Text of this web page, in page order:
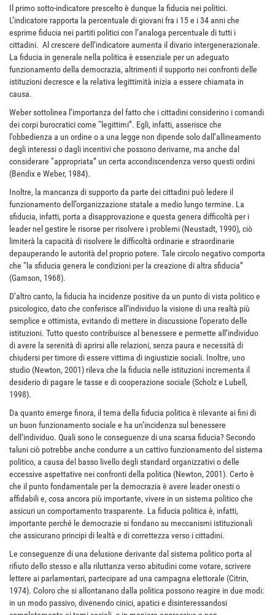
Il primo sotto-indicatore prescelto è dunque la fiducia nei politici.
L’indicatore rapporta la percentuale di giovani fra i 15 e i 34 anni che
esprime fiducia nei partiti politici con l’analoga percentuale di tutti i
cittadini. Al crescere dell’indicatore aumenta il divario intergenerazionale.
La fiducia in generale nella politica è essenziale per un adeguato
funzionamento della democrazia, altrimenti il supporto nei confronti delle
istituzioni decresce e la relativa legittimità inizia a essere chiamata in
causa.
Weber sottolinea l’importanza del fatto che i cittadini considerino i comandi
dei corpi burocratici come “legittimi”. Egli, infatti, asserisce che
l’obbedienza a un ordine o a una legge non dipende solo dall’allineamento
degli interessi o dagli incentivi che possono derivarne, ma anche dal
considerare “appropriata” un certa accondiscendenza verso questi ordini
(Bendix e Weber, 1984).
Inoltre, la mancanza di supporto da parte dei cittadini può ledere il
funzionamento dell’organizzazione statale a medio lungo termine. La
sfiducia, infatti, porta a disapprovazione e questa genera difficoltà per i
leader nel gestire le risorse per risolvere i problemi (Neustadt, 1990), ciò
limiterà la capacità di risolvere le difficoltà ordinarie e straordinarie
depauperando le autorità del proprio potere. Tale circolo negativo comporta
che “la sfiducia genera le condizioni per la creazione di altra sfiducia”
(Gamson, 1968).
D’altro canto, la fiducia ha incidenze positive da un punto di vista politico e
psicologico, dato che conferisce all’individuo la visione di una realtà più
semplice e ottimista, evitando di mettere in discussione l’operato delle
istituzioni. Tutto questo contribuisce al benessere e permette all’individuo
di avere la serenità di aprirsi alle relazioni, senza paura e necessità di
chiudersi per timore di essere vittima di ingiustizie sociali. Inoltre, uno
studio (Newton, 2001) rileva che la fiducia nelle istituzioni incrementa il
desiderio di pagare le tasse e di cooperazione sociale (Scholz e Lubell,
1998).
Da quanto emerge finora, il tema della fiducia politica è rilevante ai fini di
un buon funzionamento sociale e ha un’incidenza sul benessere
dell’individuo. Quali sono le conseguenze di una scarsa fiducia? Secondo
taluni ciò potrebbe anche condurre a un cattivo funzionamento del sistema
politico, a causa del basso livello degli standard organizzativi o delle
eccessive aspettative nei confronti della politica (Newton, 2001). Certo è
che il punto fondamentale per la democrazia è avere leader onesti o
affidabili e, cosa ancora più importante, vivere in un sistema politico che
assicuri un comportamento trasparente. La fiducia politica è, infatti,
importante perché le democrazie si fondano su meccanismi istituzionali
che assicurano principi di lealtà e di correttezza verso i cittadini.
Le conseguenze di una delusione derivante dal sistema politico porta al
rifiuto dello stesso e alla riluttanza verso abitudini come votare, scrivere
lettere ai parlamentari, partecipare ad una campagna elettorale (Citrin,
1974). Coloro che si allontanano dalla politica possono reagire in due modi:
in un modo passivo, divenendo cinici, apatici e disinteressandosi